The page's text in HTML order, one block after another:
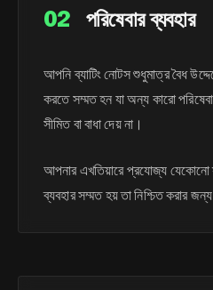
02 পরিষেবার ব্যবহার
আপনি ব্যাটিং নোটস শুধুমাত্র বৈধ
করতে সম্মত হন যা অন্য কারো
সীমিত বা বাধা দেয় না।
আপনার এখতিয়ারে প্রযোজ্য
ব্যবহার সম্মত হয় তা নিশ্চিত করার